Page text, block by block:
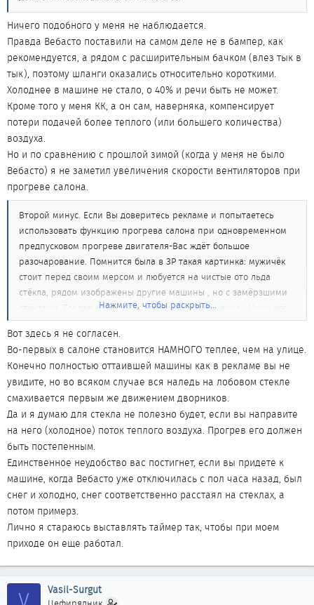
Ничего подобного у меня не наблюдается.
Правда Вебасто поставили на самом деле не в бампер, как
рекомендуется, а рядом с расширительным бачком (влез тык в
тык), поэтому шланги оказались относительно короткими.
Холоднее в машине не стало, о 40% и речи быть не может.
Кроме того у меня КК, а он сам, наверняка, компенсирует
потери подачей более теплого (или большего количества)
воздуха.
Но и по сравнению с прошлой зимой (когда у меня не было
Вебасто) я не заметил увеличения скорости вентиляторов при
прогреве салона.
Второй минус. Если Вы доверитесь рекламе и попытаетесь
использовать функцию прогрева салона при одновременном
предпусковом прогреве двигателя-Вас ждёт большое
разочарование. Помнится была в ЗР такая картинка: мужичёк
стоит перед своим мерсом и любуется на чистые ото льда
стёкла, рядом изображены другие машины , но с замёрзшими
стёклами. Гордая надпись "гидроник"имелась внизу. Чушь всё
это, при двадцатиградусном морозе в салоне чуть теплее чем
на улице. Проверено на двух машинах-Цефиро и карине.
Впрочем минусов больше нет.
Нажмите, чтобы раскрыть...
Вот здесь я не согласен.
Во-первых в салоне становится НАМНОГО теплее, чем на улице.
Конечно полностью оттаившей машины как в рекламе вы не
увидите, но во всяком случае вся наледь на лобовом стекле
смахивается первым же движением дворников.
Да и я думаю для стекла не полезно будет, если вы направите
на него (холодное) поток теплого воздуха. Прогрев его должен
быть постепенным.
Единственное неудобство вас постигнет, если вы придете к
машине, когда Вебасто уже отключилась с пол часа назад, был
снег и холодно, снег соответственно расстаял на стеклах, а
потом примерз.
Лично я стараюсь выставлять таймер так, чтобы при моем
приходе он еще работал.
Vasil-Surgut